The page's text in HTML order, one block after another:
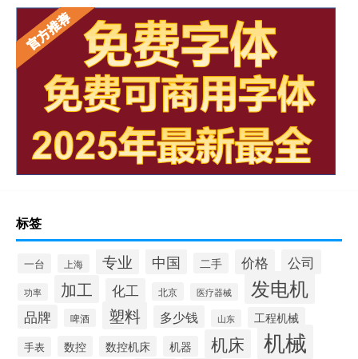
标签
一台 上海 专业 中国 二手 价格 公司
功率 加工 化工 北京 医疗器械 发电机
品牌 啤酒 塑料 多少钱 山东 工程机械
手表 数控 数控机床 机器 机床 机械